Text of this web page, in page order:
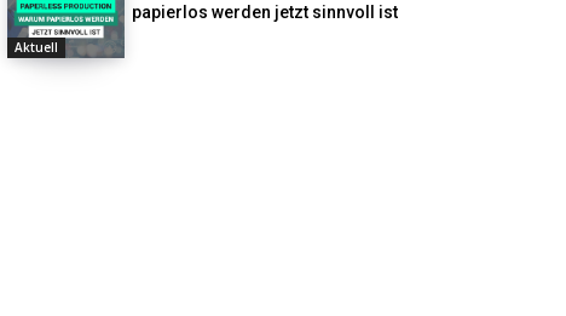
Aktuell
papierlos werden jetzt sinnvoll ist